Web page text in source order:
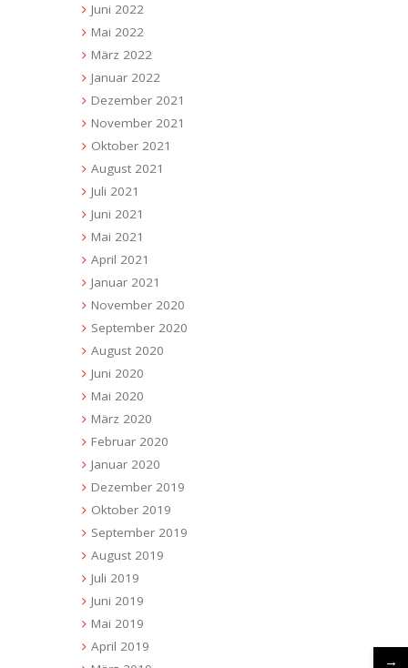
Juni 2022
Mai 2022
März 2022
Januar 2022
Dezember 2021
November 2021
Oktober 2021
August 2021
Juli 2021
Juni 2021
Mai 2021
April 2021
Januar 2021
November 2020
September 2020
August 2020
Juni 2020
Mai 2020
März 2020
Februar 2020
Januar 2020
Dezember 2019
Oktober 2019
September 2019
August 2019
Juli 2019
Juni 2019
Mai 2019
April 2019
→